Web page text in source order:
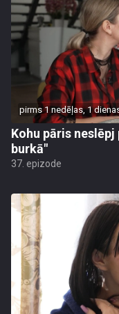
pirms 1 nedēļas, 1
Kohu pāris
burkā"
37. epizode